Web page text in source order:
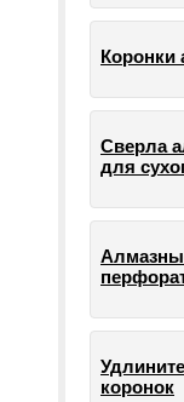
Коронки
Сверла
для
коронок